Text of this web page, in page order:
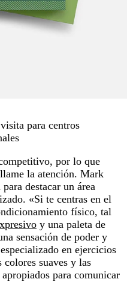
para centros
por lo que
la atención. Mark
destacar un área
«Si te centras en el
físico, tal
y una paleta de
sensación de poder y
en ejercicios
colores suaves y las
para comunicar